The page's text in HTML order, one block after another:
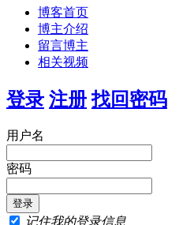
博客首页
博主介绍
留言博主
相关视频
登录 注册 找回密码
用户名
密码
记住我的登录信息